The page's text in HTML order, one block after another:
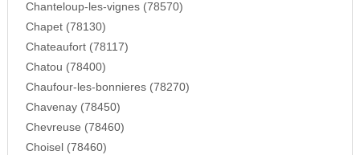
Chanteloup-les-vignes (78570)
Chapet (78130)
Chateaufort (78117)
Chatou (78400)
Chaufour-les-bonnieres (78270)
Chavenay (78450)
Chevreuse (78460)
Choisel (78460)